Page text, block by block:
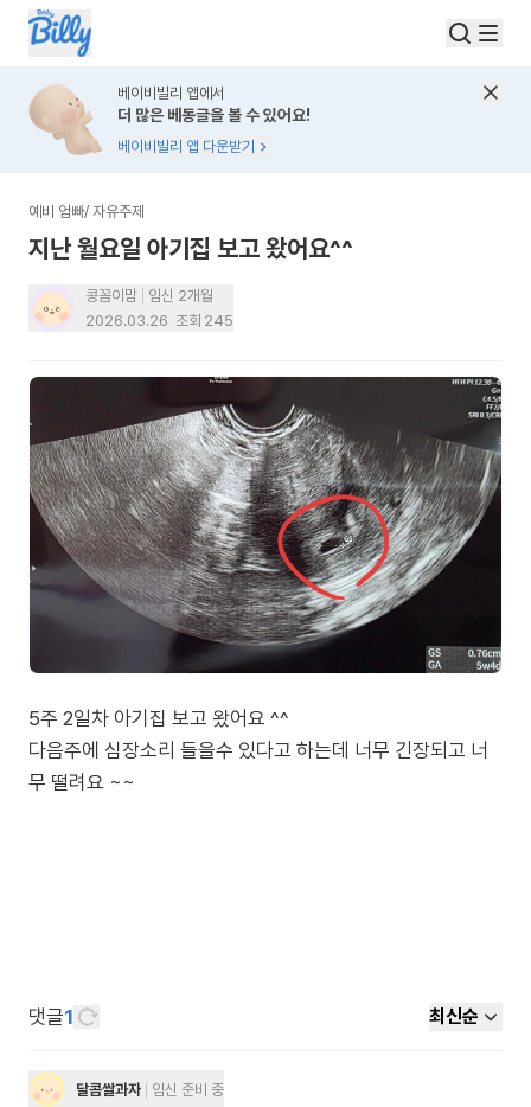
베이비빌리 앱에서
더 많은 베동글을 볼 수 있어요!
베이비빌리 앱 다운받기
예비 엄빠/ 자유주제
지난 월요일 아기집 보고 왔어요^^
콩꼼이맘
임신 2개월
2026.03.26 조회 245
5주 2일차 아기집 보고 왔어요 ^^
다음주에 심장소리 들을수 있다고 하는데 너무 긴장되고 너
무 떨려요 ~~
댓글1 최신순
달콤쌀과자 임신 준비 중